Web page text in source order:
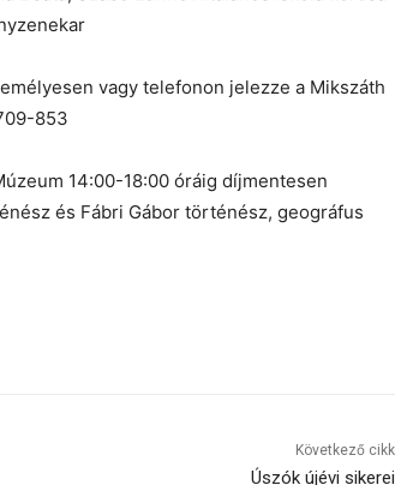
vagy telefonon jelezze a Mikszáth
853
14:00-18:00 óráig díjmentesen
és Fábri Gábor történész, geográfus
Következő cikk
Úszók újévi sikerei